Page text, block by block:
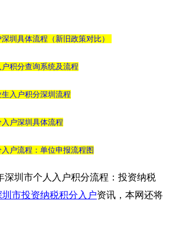
圳具体流程（新旧政策对比）
积分查询系统及流程
入户积分深圳流程
户深圳具体流程
户流程：单位申报流程图
圳市个人入户积分流程：投资纳税
圳市投资纳税积分入户资讯，本网还将